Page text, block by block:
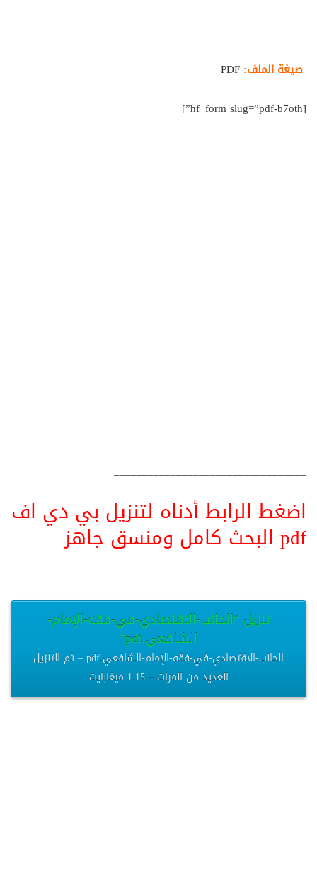
صيغة الملف:
[hf_form slug=”pdf-b7oth”]
__________________________________
اضغط الرابط أدناه لتنزيل بي دي اف
pdf البحث كامل ومنسق جاهز
تنزيل “الجانب-الاقتصادي-في-فقه-الإمام-
الشافعي.pdf”
الجانب-الاقتصادي-في-فقه-الإمام-الشافعي.pdf – تم التنزيل
العديد من المرات – 1.15 ميغابايت